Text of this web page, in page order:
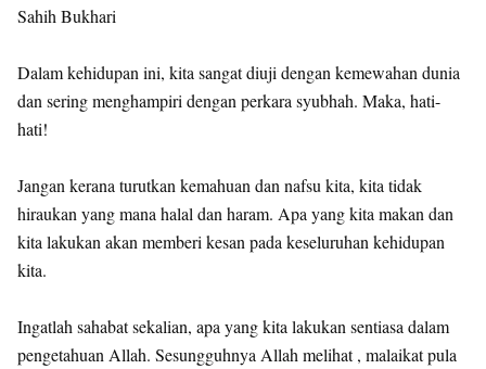
Sahih Bukhari
Dalam kehidupan ini, kita sangat diuji dengan kemewahan dunia
dan sering menghampiri dengan perkara syubhah. Maka, hati-
hati!
Jangan kerana turutkan kemahuan dan nafsu kita, kita tidak
hiraukan yang mana halal dan haram. Apa yang kita makan dan
kita lakukan akan memberi kesan pada keseluruhan kehidupan
kita.
Ingatlah sahabat sekalian, apa yang kita lakukan sentiasa dalam
pengetahuan Allah. Sesungguhnya Allah melihat , malaikat pula